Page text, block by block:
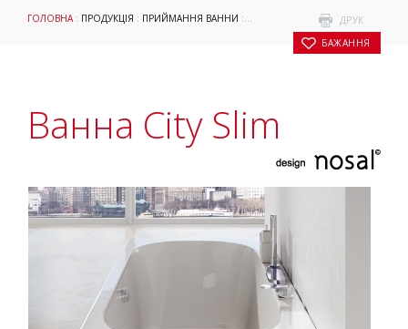
ДРУК
БАЖАННЯ
ГОЛОВНА : ПРОДУКЦІЯ : ПРИЙМАННЯ ВАННИ : SLIM ВАННИ RAVAK
Ванна City Slim